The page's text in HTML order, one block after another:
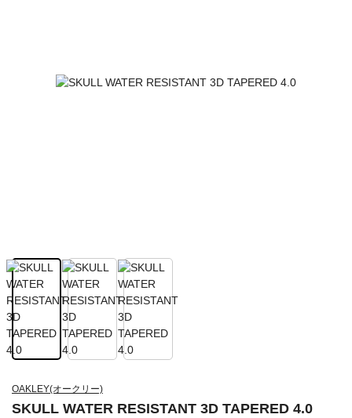
OAKLEY(オークリー)
SKULL WATER RESISTANT 3D TAPERED 4.0